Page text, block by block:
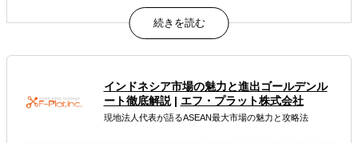
4,000社の相談データを徹底分析！『海外進出白書』セミ
ナー
属するジャンル
海外向けEC決済 海外ECモール出品代行
インドネシア市場の魅力と進出ゴールデンル
ート徹底解説| エフ・プラット株式会社
現地法人代表が語るASEAN最大市場の魅力と攻略法